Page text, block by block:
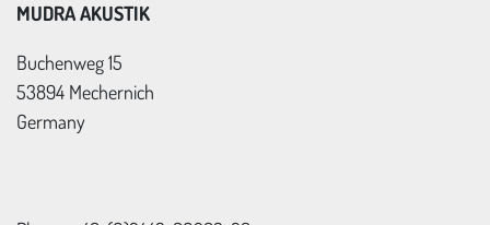
MUDRA AKUSTIK
Buchenweg 15
53894 Mechernich
Germany